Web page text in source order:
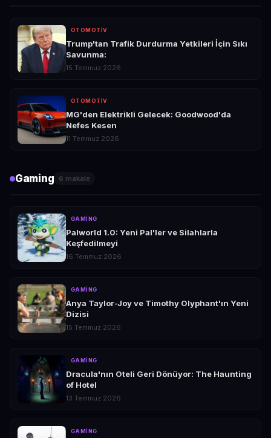
OTOMOTIV
Trump'tan Trafik Durdurma Yetkileri İçin Sıkı
Savunma:
15 Temmuz 2026
OTOMOTIV
MG'den Elektrikli Gelecek: Goodwood'da
Nefes Kesen
11 Temmuz 2026
Gaming 6 makale
GAMING
Palworld 1.0: Yeni Pal'ler ve Silahlarla
Keşfedilmeyi
16 Temmuz 2026
GAMING
Anya Taylor-Joy ve Timothy Olyphant'ın Yeni
Dizisi
15 Temmuz 2026
GAMING
Dracula'nın Oteli Geri Dönüyor: The Haunting
of Hotel
13 Temmuz 2026
GAMING